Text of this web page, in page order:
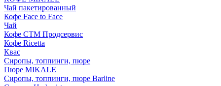
Чай пакетированный
Кофе Face to Face
Чай
Кофе СТМ Продсервис
Кофе Ricetta
Квас
Сиропы, топпинги, пюре
Пюре MIKALE
Сиропы, топпинги, пюре Barline